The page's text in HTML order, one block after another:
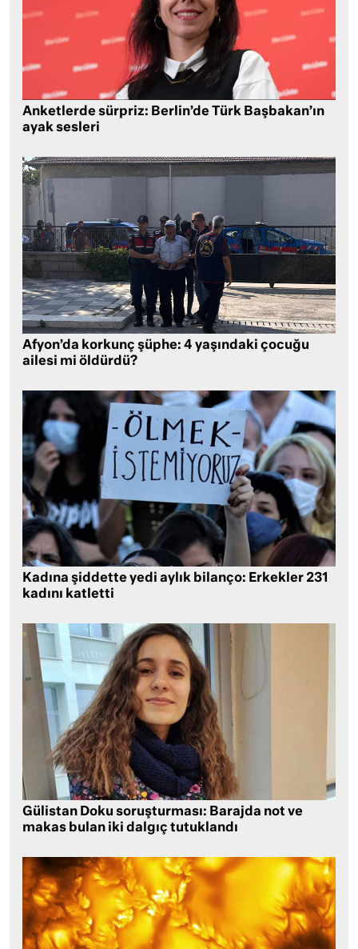
Anketlerde sürpriz: Berlin’de Türk Başbakan’ın
ayak sesleri
Afyon’da korkunç şüphe: 4 yaşındaki çocuğu
ailesi mi öldürdü?
Kadına şiddette yedi aylık bilanço: Erkekler 231
kadını katletti
Gülistan Doku soruşturması: Barajda not ve
makas bulan iki dalgıç tutuklandı